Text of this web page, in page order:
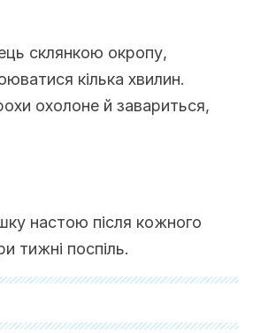
склянкою окропу,
кілька хвилин.
охолоне й завариться,
настою після кожного
тижні поспіль.